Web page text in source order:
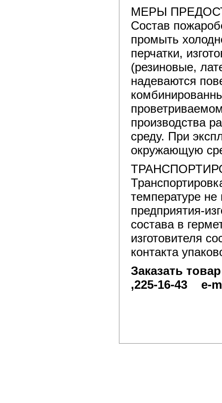
МЕРЫ
Состав
промыть
перчатки,
(резиновые,
надеваются
производства
среду. При
окружающую
температуре не
предприятия-
состава в
изготовителя
контакта
Заказать
,225-16-43 e-